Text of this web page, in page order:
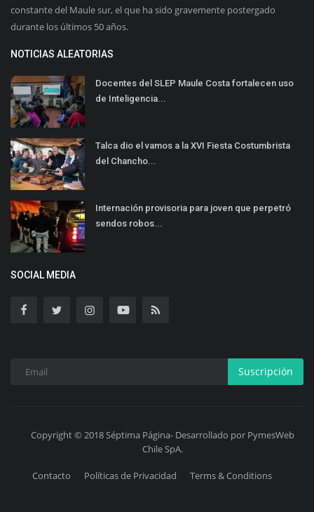
constante del Maule sur, el que ha sido gravemente postergado
durante los últimos 50 años.
NOTICIAS ALEATORIAS
Docentes del SLEP Maule Costa fortalecen uso
de Inteligencia...
Talca dio el vamos a la XVI Fiesta Costumbrista
del Chancho...
Internación provisoria para joven que perpetró
sendos robos...
SOCIAL MEDIA
Suscripción
Copyright © 2018 Séptima Página- Desarrollado por PymesWeb
Chile SpA.
Contacto Políticas de Privacidad Terms & Conditions